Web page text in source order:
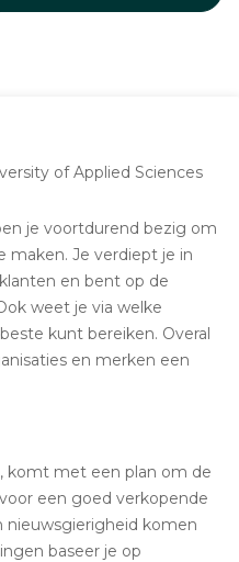
of Applied Sciences
je voortdurend bezig om
Je verdiept je in
en bent op de
weet je via welke
kunt bereiken. Overal
en merken een
komt met een plan om de
een goed verkopende
nieuwsgierigheid komen
baseer je op